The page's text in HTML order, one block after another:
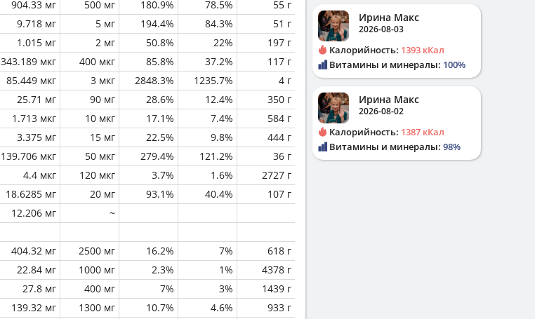
904.33 мг 500 мг 180.9% 78.5%
55 г
9.718 мг 5 мг 194.4% 84.3%
51 г
1.015 мг 2 мг 50.8% 22%
197 г
343.189 мкг 400 мкг 85.8% 37.2%
117 г
85.449 мкг 3 мкг 2848.3% 1235.7%
4 г
25.71 мг 90 мг 28.6% 12.4%
350 г
1.713 мкг 10 мкг 17.1% 7.4%
584 г
3.375 мг 15 мг 22.5% 9.8%
444 г
139.706 мкг 50 мкг 279.4% 121.2%
36 г
4.4 мкг 120 мкг 3.7% 1.6%
2727 г
18.6285 мг 20 мг 93.1% 40.4%
107 г
12.206 мг ~
404.32 мг 2500 мг 16.2% 7%
618 г
22.84 мг 1000 мг 2.3% 1%
4378 г
27.8 мг 400 мг 7% 3%
1439 г
139.32 мг 1300 мг 10.7% 4.6%
933 г
Ирина Макс
2026-08-03
Калорийность: 1393 кКал
Витамины и минералы: 100%
Ирина Макс
2026-08-02
Калорийность: 1387 кКал
Витамины и минералы: 98%